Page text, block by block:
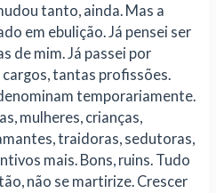
tanto, ainda. Mas a
em ebulição. Já pensei ser
de mim. Já passei por
tantas profissões.
temporariamente.
mulheres, crianças,
traidoras, sedutoras,
mais. Bons, ruins. Tudo
não se martirize. Crescer